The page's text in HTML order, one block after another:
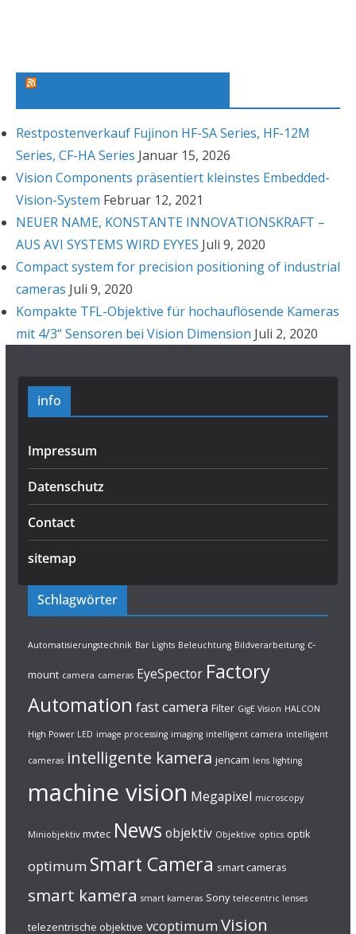
Restpostenverkauf Fujinon HF-SA Series, HF-12M
Series, CF-HA Series Januar 15, 2026
Vision Components präsentiert kleinstes Embedded-
Vision-System Februar 12, 2021
NEUER NAME, KONSTANTE INNOVATIONSKRAFT –
AUS AVI SYSTEMS WIRD EYYES Juli 9, 2020
Compact system for precision positioning of industrial
cameras Juli 9, 2020
Kompakte TFL-Objektive für hochauflösende Kameras
mit 4/3“ Sensoren bei Vision Dimension Juli 2, 2020
info
Impressum
Datenschutz
Contact
sitemap
Schlagwörter
Automatisierungstechnik Bar Lights Beleuchtung Bildverarbeitung c-
mount camera cameras EyeSpector Factory
Automation fast camera Filter GigE Vision HALCON
High Power LED image processing imaging intelligent camera intelligent
cameras intelligente kamera jencam lens lighting
machine vision Megapixel microscopy
Miniobjektiv mvtec News objektiv Objektive optics optik
optimum Smart Camera smart cameras
smart kamera smart kameras Sony telecentric lenses
telezentrische objektive vcoptimum Vision